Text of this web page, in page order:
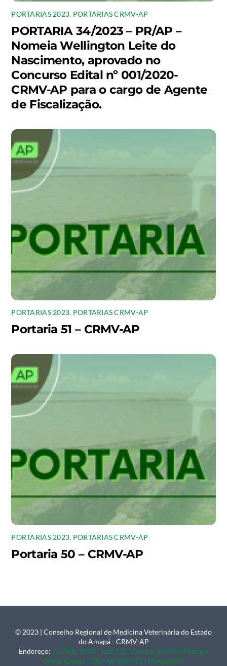
PORTARIAS 2023, PORTARIAS CRMV-AP
PORTARIA 34/2023 – PR/AP –
Nomeia Wellington Leite do
Nascimento, aprovado no
Concurso Edital nº 001/2020-
CRMV-AP para o cargo de Agente
de Fiscalização.
PORTARIAS 2023, PORTARIAS CRMV-AP
Portaria 51 – CRMV-AP
PORTARIAS 2023, PORTARIAS CRMV-AP
Portaria 50 – CRMV-AP
Back
To
Top
© 2023 | Conselho Regional de Medicina Veterinária do Estado
do Amapá - CRMV-AP
Endereço: Av. FAB, 1070 - Sala 110 | Centro |Edifício Macapá
Office Center - CEP 68.900-073 | Macapá/AP